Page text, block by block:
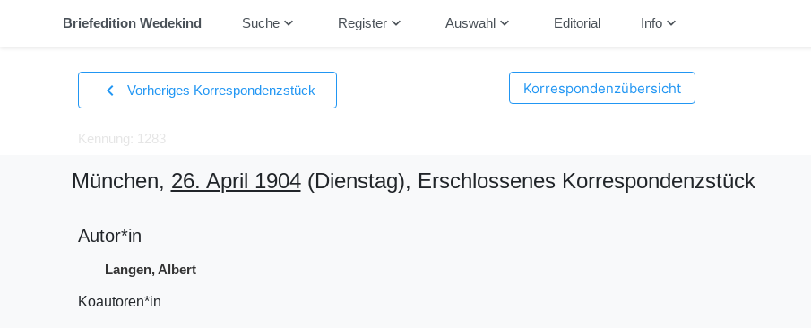
Briefedition Wedekind Suchekeyboard_arrow_down Registerkeyboard_arrow_down Auswahlkeyboard_arrow_down Editorial Infokeyboard_arrow_down
chevron_left Vorheriges Korrespondenzstück Korrespondenzübersicht
Kennung: 1283
München, 26. April 1904(Dienstag), Erschlossenes Korrespondenzstück
Autor*in
Langen, Albert
Koautoren*in